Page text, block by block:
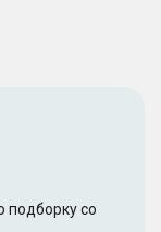
подборку со